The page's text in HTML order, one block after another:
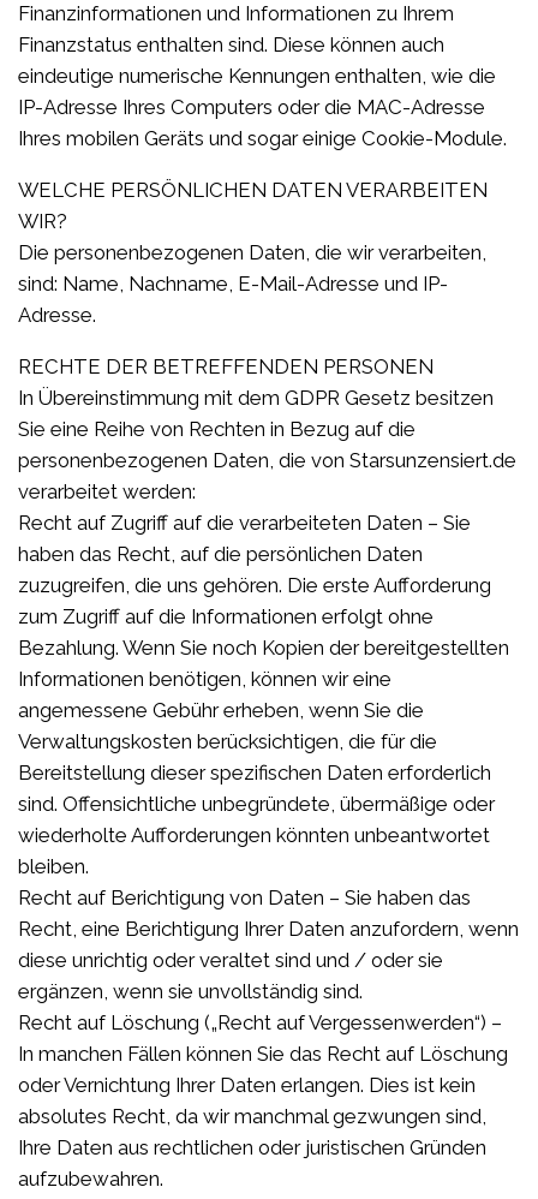
Finanzinformationen und Informationen zu Ihrem
Finanzstatus enthalten sind. Diese können auch
eindeutige numerische Kennungen enthalten, wie die
IP-Adresse Ihres Computers oder die MAC-Adresse
Ihres mobilen Geräts und sogar einige Cookie-Module.
WELCHE PERSÖNLICHEN DATEN VERARBEITEN
WIR?
Die personenbezogenen Daten, die wir verarbeiten,
sind: Name, Nachname, E-Mail-Adresse und IP-
Adresse.
RECHTE DER BETREFFENDEN PERSONEN
In Übereinstimmung mit dem GDPR Gesetz besitzen
Sie eine Reihe von Rechten in Bezug auf die
personenbezogenen Daten, die von Starsunzensiert.de
verarbeitet werden:
Recht auf Zugriff auf die verarbeiteten Daten – Sie
haben das Recht, auf die persönlichen Daten
zuzugreifen, die uns gehören. Die erste Aufforderung
zum Zugriff auf die Informationen erfolgt ohne
Bezahlung. Wenn Sie noch Kopien der bereitgestellten
Informationen benötigen, können wir eine
angemessene Gebühr erheben, wenn Sie die
Verwaltungskosten berücksichtigen, die für die
Bereitstellung dieser spezifischen Daten erforderlich
sind. Offensichtliche unbegründete, übermäßige oder
wiederholte Aufforderungen könnten unbeantwortet
bleiben.
Recht auf Berichtigung von Daten – Sie haben das
Recht, eine Berichtigung Ihrer Daten anzufordern, wenn
diese unrichtig oder veraltet sind und / oder sie
ergänzen, wenn sie unvollständig sind.
Recht auf Löschung („Recht auf Vergessenwerden“) –
In manchen Fällen können Sie das Recht auf Löschung
oder Vernichtung Ihrer Daten erlangen. Dies ist kein
absolutes Recht, da wir manchmal gezwungen sind,
Ihre Daten aus rechtlichen oder juristischen Gründen
aufzubewahren.